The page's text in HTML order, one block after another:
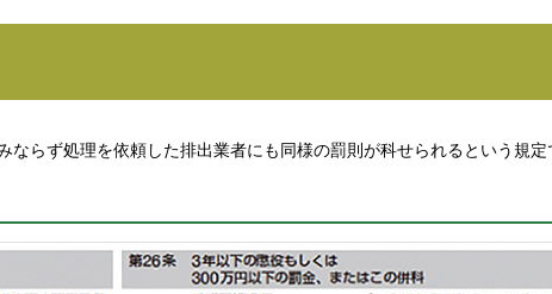
ならず処理を依頼した排出業者にも同様の罰則が科せられるという規定